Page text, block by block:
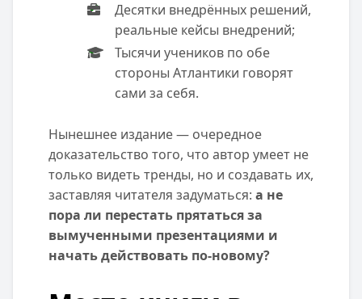
Десятки внедрённых решений,
реальные кейсы внедрений;
Тысячи учеников по обе
стороны Атлантики говорят
сами за себя.
Нынешнее издание — очередное
доказательство того, что автор умеет не
только видеть тренды, но и создавать их,
заставляя читателя задуматься: а не
пора ли перестать прятаться за
вымученными презентациями и
начать действовать по-новому?